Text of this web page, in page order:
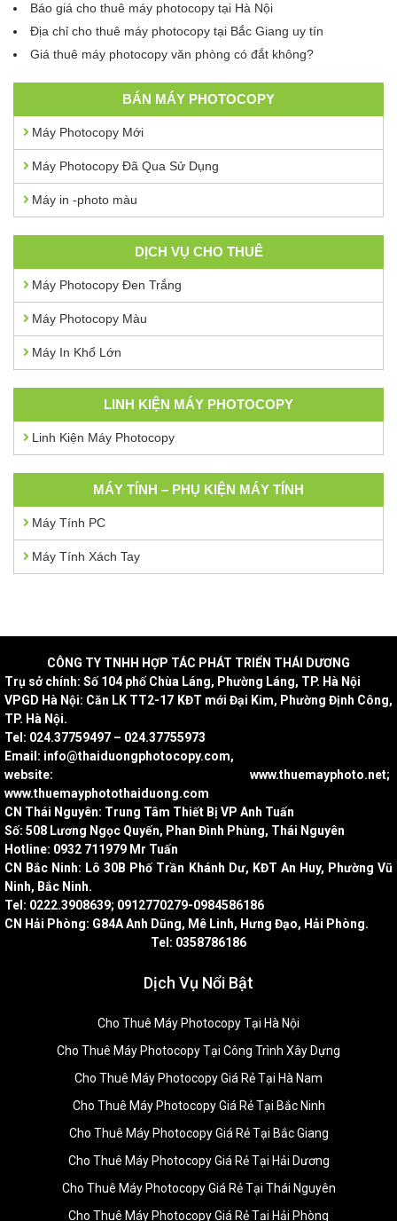
Báo giá cho thuê máy photocopy tại Hà Nội
Địa chỉ cho thuê máy photocopy tại Bắc Giang uy tín
Giá thuê máy photocopy văn phòng có đắt không?
BÁN MÁY PHOTOCOPY
Máy Photocopy Mới
Máy Photocopy Đã Qua Sử Dụng
Máy in -photo màu
DỊCH VỤ CHO THUÊ
Máy Photocopy Đen Trắng
Máy Photocopy Màu
Máy In Khổ Lớn
LINH KIỆN MÁY PHOTOCOPY
Linh Kiện Máy Photocopy
MÁY TÍNH – PHỤ KIỆN MÁY TÍNH
Máy Tính PC
Máy Tính Xách Tay
CÔNG TY TNHH HỢP TÁC PHÁT TRIỂN THÁI DƯƠNG
Trụ sở chính: Số 104 phố Chùa Láng, Phường Láng, TP. Hà Nội
VPGD Hà Nội: Căn LK TT2-17 KĐT mới Đại Kim, Phường Định Công,
TP. Hà Nội.
Tel: 024.37759497 – 024.37755973
Email: info@thaiduongphotocopy.com,
website: www.thuemayphoto.net;
www.thuemayphotothaiduong.com
CN Thái Nguyên: Trung Tâm Thiết Bị VP Anh Tuấn
Số: 508 Lương Ngọc Quyến, Phan Đình Phùng, Thái Nguyên
Hotline: 0932 711979 Mr Tuấn
CN Bắc Ninh: Lô 30B Phố Trần Khánh Dư, KĐT An Huy, Phường Vũ
Ninh, Bắc Ninh.
Tel: 0222.3908639; 0912770279-0984586186
CN Hải Phòng: G84A Anh Dũng, Mê Linh, Hưng Đạo, Hải Phòng.
Tel: 0358786186
Dịch Vụ Nổi Bật
Cho Thuê Máy Photocopy Tại Hà Nội
Cho Thuê Máy Photocopy Tại Công Trình Xây Dựng
Cho Thuê Máy Photocopy Giá Rẻ Tại Hà Nam
Cho Thuê Máy Photocopy Giá Rẻ Tại Bắc Ninh
Cho Thuê Máy Photocopy Giá Rẻ Tại Bắc Giang
Cho Thuê Máy Photocopy Giá Rẻ Tại Hải Dương
Cho Thuê Máy Photocopy Giá Rẻ Tại Thái Nguyên
Cho Thuê Máy Photocopy Giá Rẻ Tại Hải Phòng